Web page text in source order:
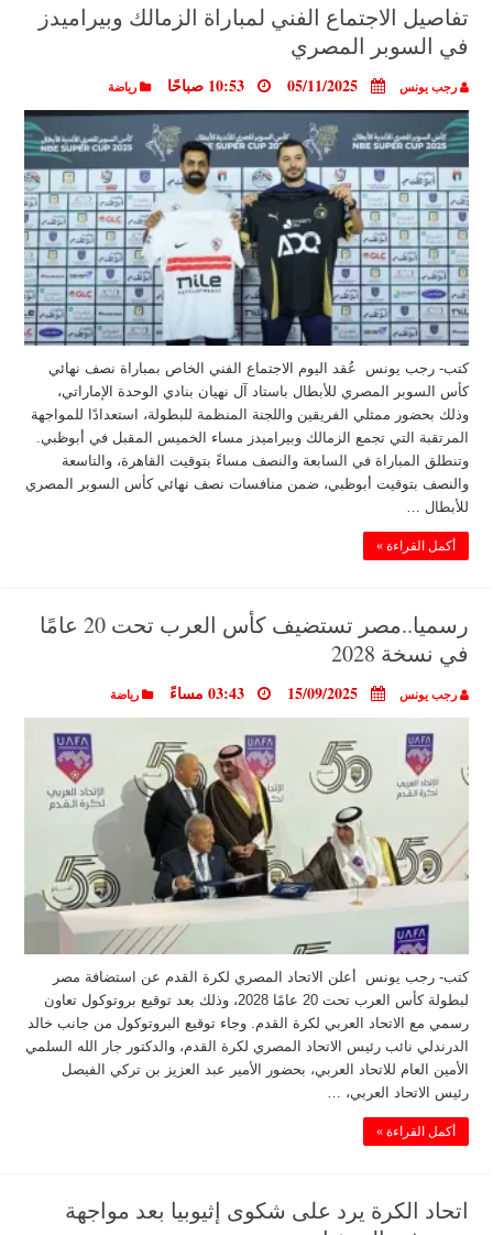
تفاصيل الاجتماع الفني لمباراة الزمالك وبيراميدز
في السوبر المصري
رجب يونس 05/11/2025 10:53 صباحًا رياضة
كتب- رجب يونس عُقد اليوم الاجتماع الفني الخاص بمباراة نصف نهائي
كأس السوبر المصري للأبطال باستاد آل نهيان بنادي الوحدة الإماراتي،
وذلك بحضور ممثلي الفريقين واللجنة المنظمة للبطولة، استعدادًا للمواجهة
المرتقبة التي تجمع الزمالك وبيراميدز مساء الخميس المقبل في أبوظبي.
وتنطلق المباراة في السابعة والنصف مساءً بتوقيت القاهرة، والتاسعة
والنصف بتوقيت أبوظبي، ضمن منافسات نصف نهائي كأس السوبر المصري
للأبطال …
أكمل القراءة »
رسميا..مصر تستضيف كأس العرب تحت 20 عامًا
في نسخة 2028
رجب يونس 15/09/2025 03:43 مساءً رياضة
كتب- رجب يونس أعلن الاتحاد المصري لكرة القدم عن استضافة مصر
لبطولة كأس العرب تحت 20 عامًا 2028، وذلك بعد توقيع بروتوكول تعاون
رسمي مع الاتحاد العربي لكرة القدم. وجاء توقيع البروتوكول من جانب خالد
الدرندلي نائب رئيس الاتحاد المصري لكرة القدم، والدكتور جار الله السلمي
الأمين العام للاتحاد العربي، بحضور الأمير عبد العزيز بن تركي الفيصل
رئيس الاتحاد العربي، …
أكمل القراءة »
اتحاد الكرة يرد على شكوى إثيوبيا بعد مواجهة